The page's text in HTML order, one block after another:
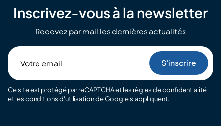
Inscrivez-vous à la newsletter
Recevez par mail les dernières actualités
email
Ce site est protégé par reCAPTCHA et les règles de confidentialité
et lesconditions d'utilisationde Google s'appliquent.